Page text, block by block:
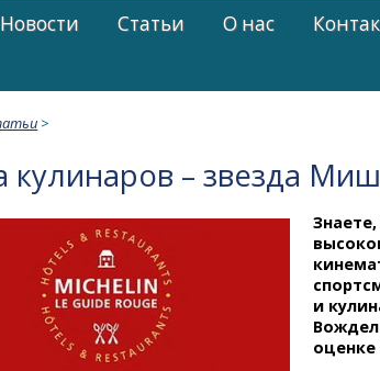
Новости Статьи О нас
>
кулинаров – звезда
и
оценке